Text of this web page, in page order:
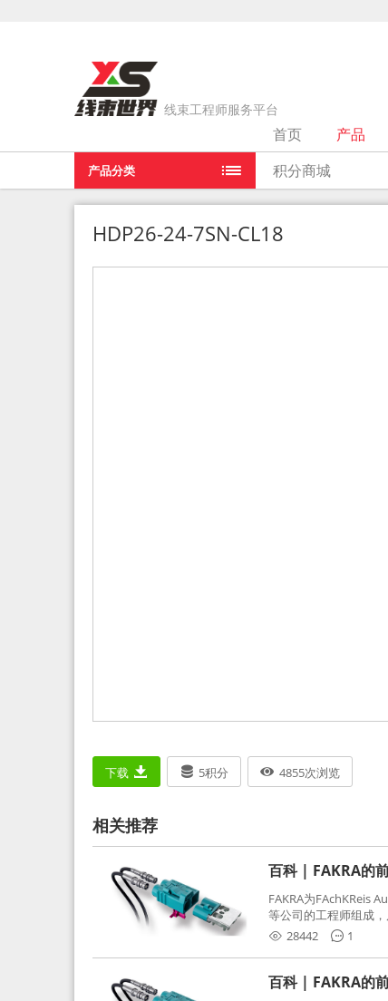
线束工程师服务平台
产品分类
首页 产品
积分商城
当前位置： HDP26-24-7SN-CL18
HDP26-24-7SN-CL18
下载 5积分 4855次浏览
相关推荐
百科 | FAKRA的
FAKRA为FAchKReis
等公司的工程师组成
缩写。起初为BMW需
频连接器，被业内广泛
28442 1
百科 | FAKRA的